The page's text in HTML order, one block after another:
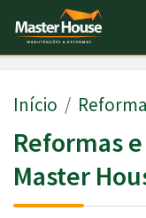
Início
Reformas
Master